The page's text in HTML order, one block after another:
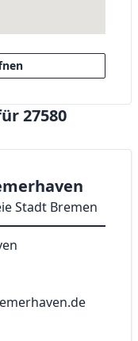
27580
Stadt Bremen